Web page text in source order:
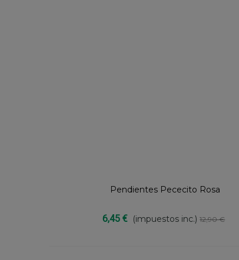
Compartir
Pendientes Pececito Rosa
6,45 € (impuestos inc.) 12,90 €